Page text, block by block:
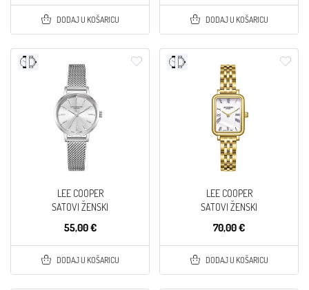
DODAJ U KOŠARICU DODAJ U KOŠARICU
LEE COOPER
SATOVI ŽENSKI
55,00 €
DODAJ U KOŠARICU
LEE COOPER
SATOVI ŽENSKI
70,00 €
DODAJ U KOŠARICU